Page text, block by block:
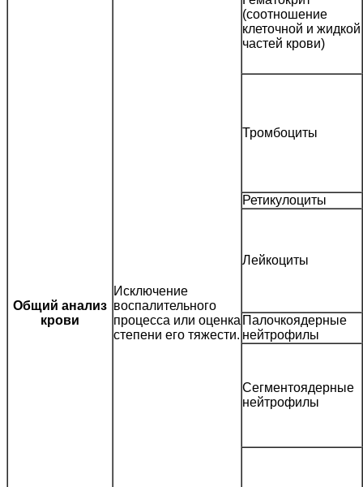
Общий анализ
крови
Исключение
воспалительного
процесса или оценка
степени его тяжести.
(соотношение
клеточной и жидкой
частей крови)
Тромбоциты
Ретикулоциты
Лейкоциты
Палочкоядерные
нейтрофилы
Сегментоядерные
нейтрофилы